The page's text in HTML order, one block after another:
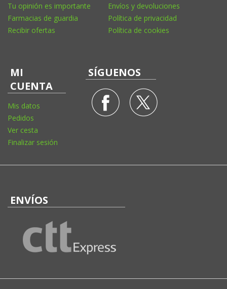
Tu opinión es importante
Farmacias de guardia
Recibir ofertas
Envíos y devoluciones
Política de privacidad
Política de cookies
MI
CUENTA
Mis datos
Pedidos
Ver cesta
Finalizar sesión
SÍGUENOS
ENVÍOS